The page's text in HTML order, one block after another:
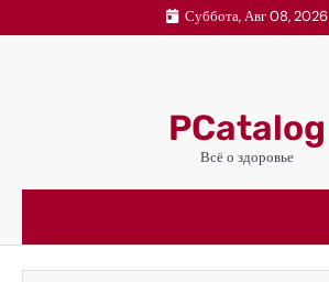
к
Суббота, Авг 08, 2026
PCatalog
Всё о здоровье